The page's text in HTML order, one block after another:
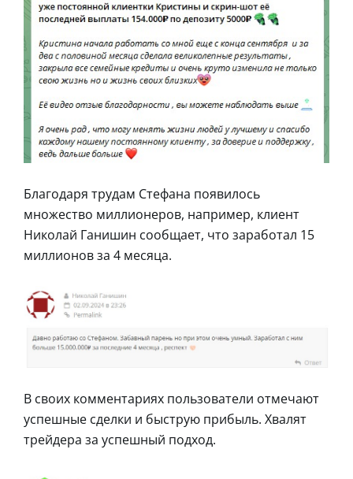
Благодаря трудам Стефана появилось
множество миллионеров, например, клиент
Николай Ганишин сообщает, что заработал 15
миллионов за 4 месяца.
В своих комментариях пользователи отмечают
успешные сделки и быструю прибыль. Хвалят
трейдера за успешный подход.